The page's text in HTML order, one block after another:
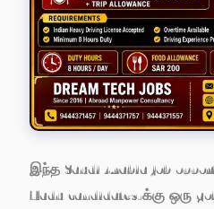
இந்த Saudi Arabia job
Nadu candidates-க்கு ஒரு